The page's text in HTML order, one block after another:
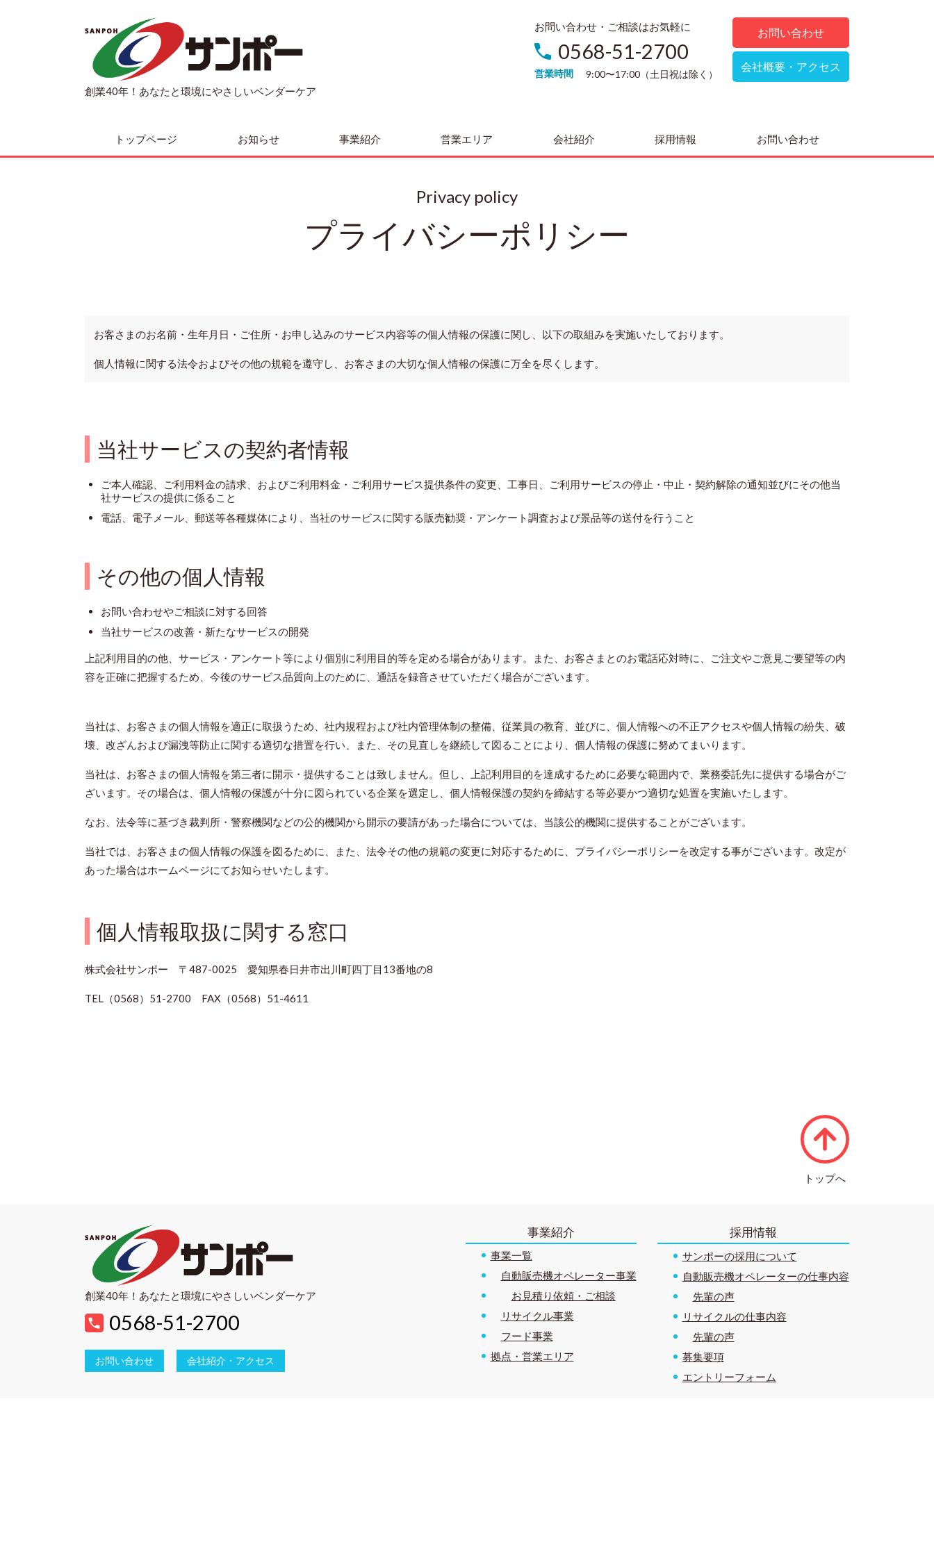
創業40年！あなたと環境にやさしいベンダーケア
お問い合わせ・ご相談はお気軽に
0568-51-2700
営業時間 9:00〜17:00（土日祝は除く）
お問い合わせ
会社概要・アクセス
トップページ お知らせ 事業紹介 営業エリア 会社紹介 採用情報 お問い合わせ
Privacy policy
プライバシーポリシー
お客さまのお名前・生年月日・ご住所・お申し込みのサービス内容等の個人情報の保護に関し、以下の取組みを実施いたしております。
個人情報に関する法令およびその他の規範を遵守し、お客さまの大切な個人情報の保護に万全を尽くします。
当社サービスの契約者情報
ご本人確認、ご利用料金の請求、およびご利用料金・ご利用サービス提供条件の変更、工事日、ご利用サービスの停止・中止・契約解除の通知並びにその他当
社サービスの提供に係ること
電話、電子メール、郵送等各種媒体により、当社のサービスに関する販売勧奨・アンケート調査および景品等の送付を行うこと
その他の個人情報
お問い合わせやご相談に対する回答
当社サービスの改善・新たなサービスの開発
上記利用目的の他、サービス・アンケート等により個別に利用目的等を定める場合があります。また、お客さまとのお電話応対時に、ご注文やご意見ご要望等の内
容を正確に把握するため、今後のサービス品質向上のために、通話を録音させていただく場合がございます。
当社は、お客さまの個人情報を適正に取扱うため、社内規程および社内管理体制の整備、従業員の教育、並びに、個人情報への不正アクセスや個人情報の紛失、破
壊、改ざんおよび漏洩等防止に関する適切な措置を行い、また、その見直しを継続して図ることにより、個人情報の保護に努めてまいります。
当社は、お客さまの個人情報を第三者に開示・提供することは致しません。但し、上記利用目的を達成するために必要な範囲内で、業務委託先に提供する場合がご
ざいます。その場合は、個人情報の保護が十分に図られている企業を選定し、個人情報保護の契約を締結する等必要かつ適切な処置を実施いたします。
なお、法令等に基づき裁判所・警察機関などの公的機関から開示の要請があった場合については、当該公的機関に提供することがございます。
当社では、お客さまの個人情報の保護を図るために、また、法令その他の規範の変更に対応するために、プライバシーポリシーを改定する事がございます。改定が
あった場合はホームページにてお知らせいたします。
個人情報取扱に関する窓口
株式会社サンポー 〒487-0025 愛知県春日井市出川町四丁目13番地の8
TEL（0568）51-2700 FAX（0568）51-4611
トップへ
創業40年！あなたと環境にやさしいベンダーケア
0568-51-2700
お問い合わせ 会社紹介・アクセス
事業紹介
事業一覧
自動販売機オペレーター事業
お見積り依頼・ご相談
リサイクル事業
フード事業
拠点・営業エリア
採用情報
サンポーの採用について
自動販売機オペレーターの仕事内容
先輩の声
リサイクルの仕事内容
先輩の声
募集要項
エントリーフォーム